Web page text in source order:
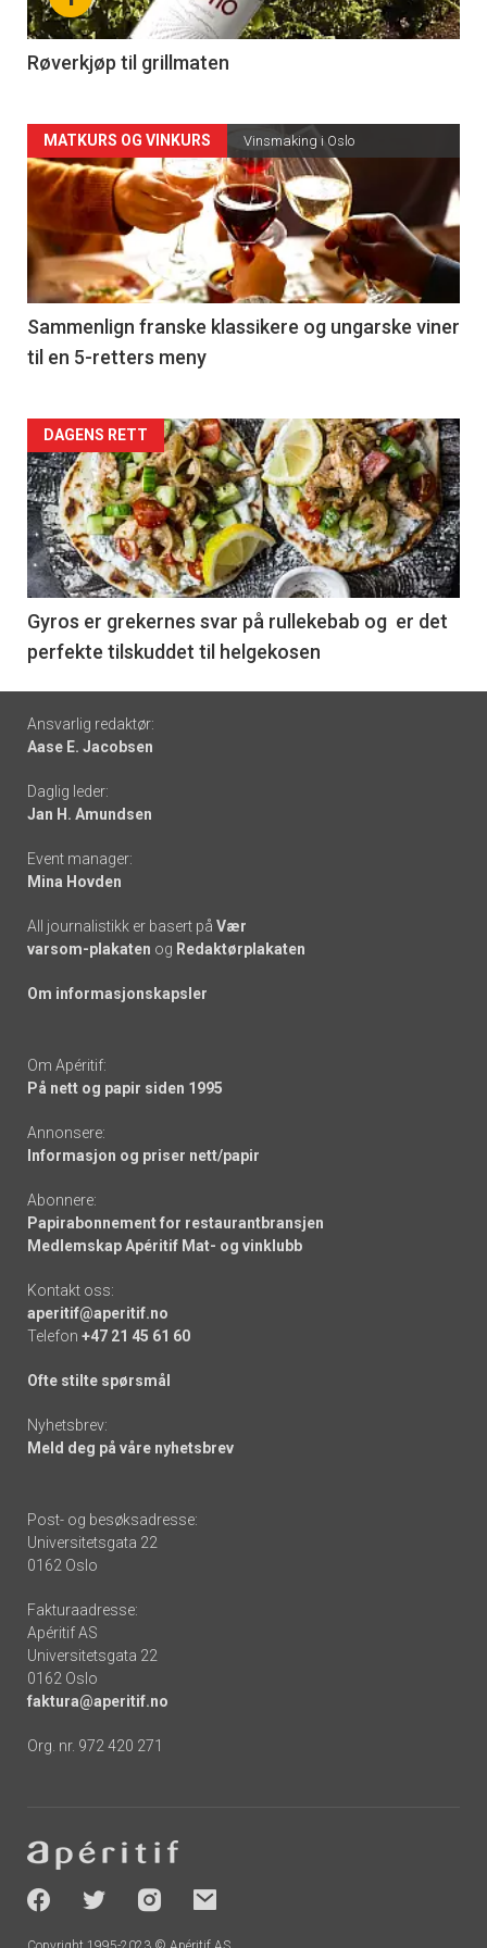
-
4
Røverkjøp til grillmaten
Forsiden
akkurat
nå
-
5
MATKURS OG VINKURS Vinsmaking i Oslo
Sammenlign franske klassikere og ungarske viner
til en 5-retters meny
Forsiden
akkurat
nå
-
6
DAGENS RETT
Gyros er grekernes svar på rullekebab og er det
perfekte tilskuddet til helgekosen
Footer
-
links
Ansvarlig redaktør:
Aase E. Jacobsen
Daglig leder:
Jan H. Amundsen
Event manager:
Mina Hovden
All journalistikk er basert på Vær
varsom-plakaten og Redaktørplakaten
Om informasjonskapsler
Om Apéritif:
På nett og papir siden 1995
Annonsere:
Informasjon og priser nett/papir
Abonnere:
Papirabonnement for restaurantbransjen
Medlemskap Apéritif Mat- og vinklubb
Kontakt oss:
aperitif@aperitif.no
Telefon +47 21 45 61 60
Ofte stilte spørsmål
Nyhetsbrev:
Meld deg på våre nyhetsbrev
Post- og besøksadresse:
Universitetsgata 22
0162 Oslo
Fakturaadresse:
Apéritif AS
Universitetsgata 22
0162 Oslo
faktura@aperitif.no
Org. nr. 972 420 271
-
socials